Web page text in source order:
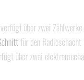
über zwei
für den Radioschacht
über zwei